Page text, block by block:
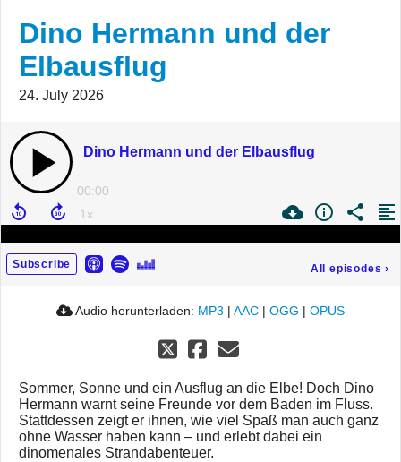
Dino Hermann und der
Elbausflug
24. July 2026
Dino Hermann und der Elbausflug
00:00
Subscribe All episodes ›
Audio herunterladen: MP3 | AAC | OGG | OPUS
Sommer, Sonne und ein Ausflug an die Elbe! Doch Dino
Hermann warnt seine Freunde vor dem Baden im Fluss.
Stattdessen zeigt er ihnen, wie viel Spaß man auch ganz
ohne Wasser haben kann – und erlebt dabei ein
dinomenales Strandabenteuer.